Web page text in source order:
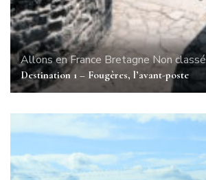
Allons en France Bretagne Non classé
Destination 1 – Fougères, l’avant-poste